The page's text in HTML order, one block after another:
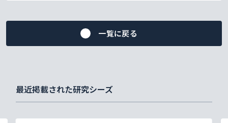
一覧に戻る
最近掲載された研究シーズ